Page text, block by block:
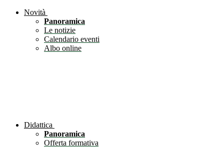
Novità
Panoramica
Le notizie
Calendario eventi
Albo online
Didattica
Panoramica
Offerta formativa